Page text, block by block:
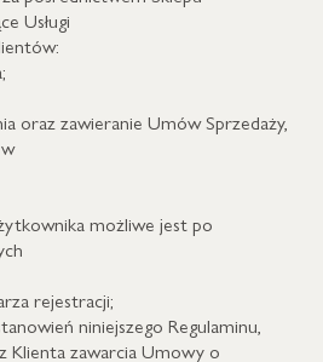
Usługi
oraz zawieranie Umów Sprzedaży,
możliwe jest po
rejestracji;
niniejszego Regulaminu,
zawarcia Umowy o